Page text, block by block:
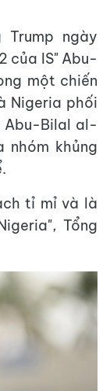
Trump ngày
của IS" Abu-
một chiến
Nigeria phối
Abu-Bilal al-
nhóm khủng
tỉ mỉ và là
Tổng